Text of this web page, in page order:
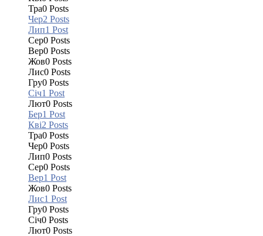
Тра0 Posts
Чер2 Posts
Лип1 Post
Сер0 Posts
Вер0 Posts
Жов0 Posts
Лис0 Posts
Гру0 Posts
Січ1 Post
Лют0 Posts
Бер1 Post
Кві2 Posts
Тра0 Posts
Чер0 Posts
Лип0 Posts
Сер0 Posts
Вер1 Post
Жов0 Posts
Лис1 Post
Гру0 Posts
Січ0 Posts
Лют0 Posts